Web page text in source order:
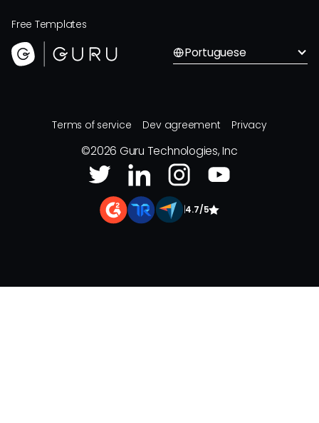
Free Templates
Portuguese
Terms of service Dev agreement Privacy
©2026 Guru Technologies, Inc
4.7/5